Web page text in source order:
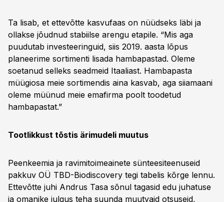
Ta lisab, et ettevõtte kasvufaas on nüüdseks läbi ja
ollakse jõudnud stabiilse arengu etapile. “Mis aga
puudutab investeeringuid, siis 2019. aasta lõpus
planeerime sortimenti lisada hambapastad. Oleme
soetanud selleks seadmeid Itaaliast. Hambapasta
müügiosa meie sortimendis aina kasvab, aga siiamaani
oleme müünud meie emafirma poolt toodetud
hambapastat.”
Tootlikkust tõstis ärimudeli muutus
Peenkeemia ja ravimitoimeainete sünteesiteenuseid
pakkuv OÜ TBD-Biodiscovery tegi tabelis kõrge lennu.
Ettevõtte juhi Andrus Tasa sõnul tagasid edu juhatuse
ja omanike julgus teha suunda muutvaid otsuseid,